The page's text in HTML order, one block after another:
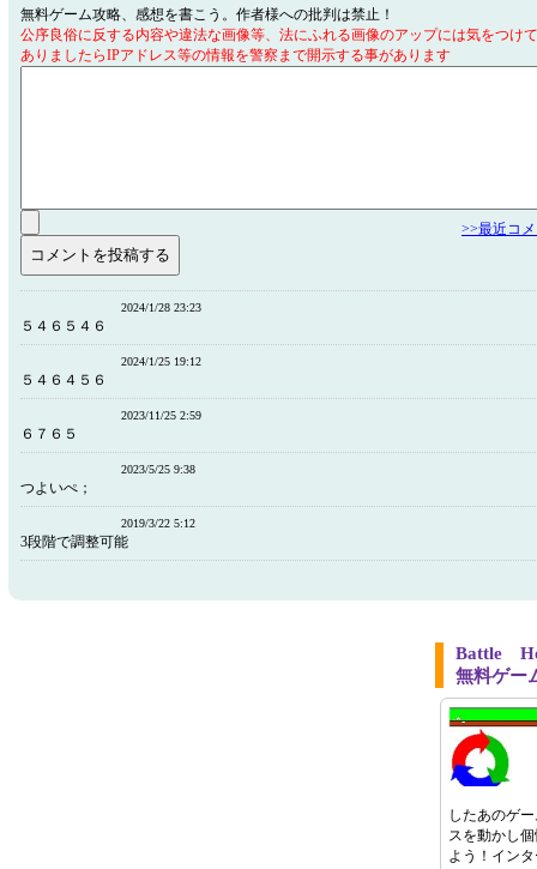
無料ゲーム攻略、感想を書こう。作者様への批判は禁止！
公序良俗に反する内容や違法な画像等、法にふれる画像のアップには気をつけ
ありましたらIPアドレス等の情報を警察まで開示する事があります
>>最近コ
2024/1/28 23:23
５４６５４６
2024/1/25 19:12
５４６４５６
2023/11/25 2:59
６７６５
2023/5/25 9:38
つよいぺ；
2019/3/22 5:12
3段階で調整可能
Battle
無料ゲー
したあのゲ
スを動かし
よう！イン